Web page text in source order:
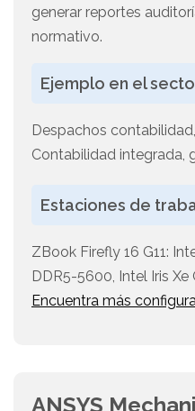
generar reportes
normativo.
Ejemplo en el
Despachos
Contabilidad integrada,
Estaciones de
ZBook Firefly 16 G11:
DDR5-5600, Intel Iris Xe
Encuentra más
ANSYS